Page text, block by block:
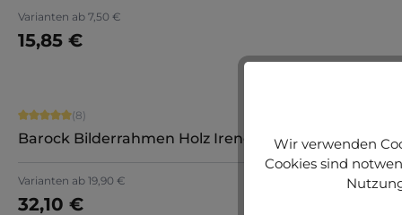
Varianten ab 7,50 €
15,85 €
Jetzt konfigurieren
Durchschnittliche Bewertung von 5 von 5 Sternen
(8)
Barock Bilderrahmen Holz Irene
Varianten ab 19,90 €
32,10 €
Jetzt konfigurieren
Wir verwenden
Cookies sind